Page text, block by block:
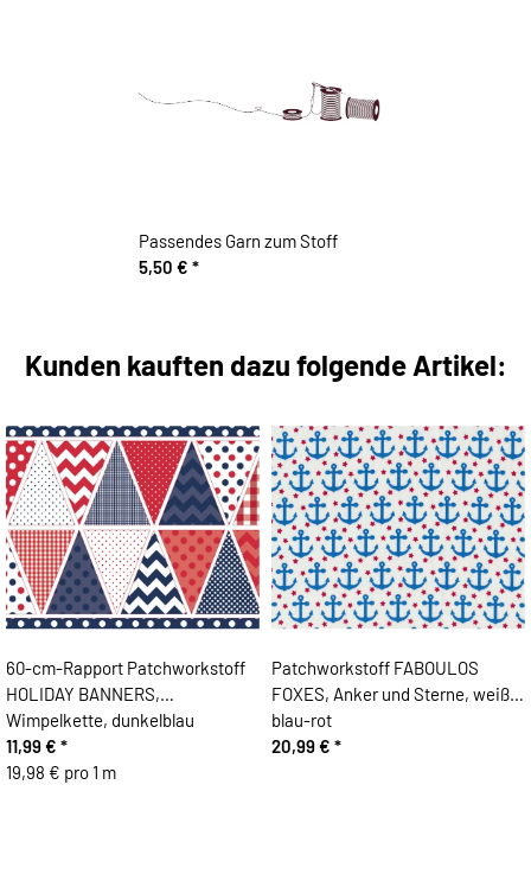
Passendes Garn zum Stoff
5,50 € *
Kunden kauften dazu folgende Artikel:
60-cm-Rapport Patchworkstoff
HOLIDAY BANNERS,
Wimpelkette, dunkelblau
11,99 € *
19,98 € pro 1 m
Patchworkstoff FABOULOS
FOXES, Anker und Sterne, weiß-
blau-rot
20,99 € *